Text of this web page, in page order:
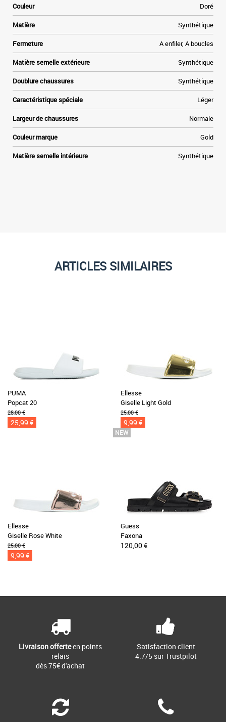
Couleur Doré
Matière Synthétique
Fermeture A enfiler, A boucles
Matière semelle extérieure Synthétique
Doublure chaussures Synthétique
Caractéristique spéciale Léger
Largeur de chaussures Normale
Couleur marque Gold
Matière semelle intérieure Synthétique
ARTICLES SIMILAIRES
PUMA
Popcat 20
28,00 €
25,99 €
Ellesse
Giselle Light Gold
25,00 €
9,99 €
Ellesse
Giselle Rose White
25,00 €
9,99 €
Guess
Faxona
120,00 €
Livraison offerteen points
relais
dès 75€ d'achat
Satisfaction client
4.7/5 sur Trustpilot